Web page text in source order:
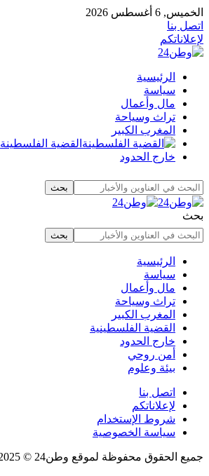
الخميس, 6 أغسطس 2026
اتصل بنا
لإعلاناتكم
الرئيسية
سياسة
مال وأعمال
تراث وسياحة
المغرب الكبير
القضية الفلسطينة
خارج الحدود
بحث
الرئيسية
سياسة
مال وأعمال
تراث وسياحة
المغرب الكبير
القضية الفلسطينية
خارج الحدود
أمن روحي
بيئة وعلوم
اتصل بنا
لإعلاناتكم
شروط الإستخدام
سياسة الخصوصية
جميع الحقوق محفوظة لموقع وطن24 © 2025